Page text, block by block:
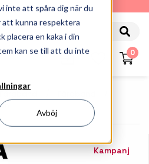
inte att spåra dig när du
att kunna respektera
placera en kaka i din
kan se till att du inte
Avböj
0
Kampanj